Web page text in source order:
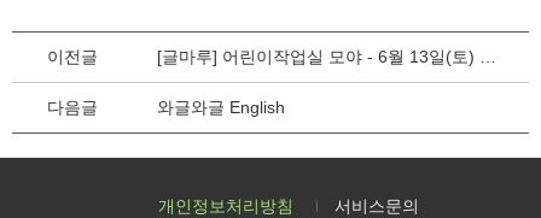
이전글
다음글 와글와글 English
개인정보처리방침 서비스문의